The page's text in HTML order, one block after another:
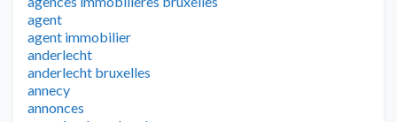
agent
agent immobilier
anderlecht
anderlecht bruxelles
annecy
annonces